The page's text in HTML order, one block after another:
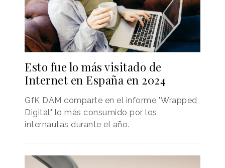
Esto fue lo más visitado de
Internet en España en 2024
GfK DAM comparte en el informe "Wrapped
Digital" lo más consumido por los
internautas durante el año.